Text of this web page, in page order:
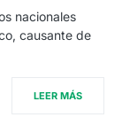
nacionales
causante de
LEER MÁS